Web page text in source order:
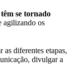
se tornado
agilizando os
as diferentes etapas,
divulgar a